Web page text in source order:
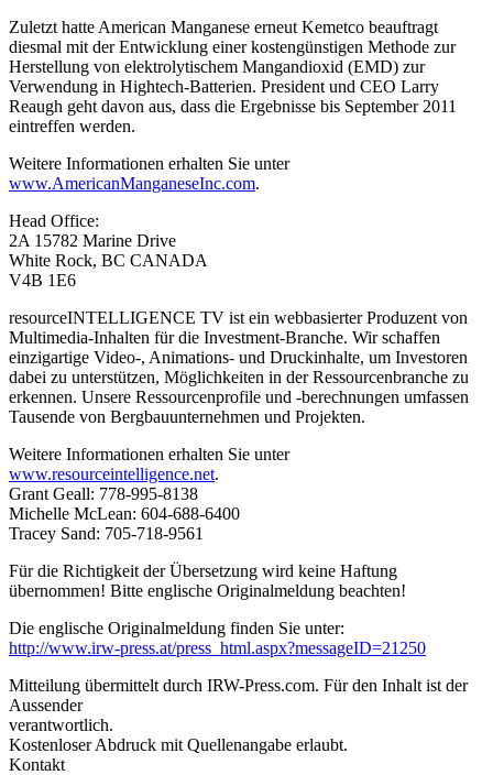
Zuletzt hatte American Manganese erneut Kemetco beauftragt
diesmal mit der Entwicklung einer kostengünstigen Methode zur
Herstellung von elektrolytischem Mangandioxid (EMD) zur
Verwendung in Hightech-Batterien. President und CEO Larry
Reaugh geht davon aus, dass die Ergebnisse bis September 2011
eintreffen werden.
Weitere Informationen erhalten Sie unter
www.AmericanManganeseInc.com.
Head Office:
2A 15782 Marine Drive
White Rock, BC CANADA
V4B 1E6
resourceINTELLIGENCE TV ist ein webbasierter Produzent von
Multimedia-Inhalten für die Investment-Branche. Wir schaffen
einzigartige Video-, Animations- und Druckinhalte, um Investoren
dabei zu unterstützen, Möglichkeiten in der Ressourcenbranche zu
erkennen. Unsere Ressourcenprofile und -berechnungen umfassen
Tausende von Bergbauunternehmen und Projekten.
Weitere Informationen erhalten Sie unter
www.resourceintelligence.net.
Grant Geall: 778-995-8138
Michelle McLean: 604-688-6400
Tracey Sand: 705-718-9561
Für die Richtigkeit der Übersetzung wird keine Haftung
übernommen! Bitte englische Originalmeldung beachten!
Die englische Originalmeldung finden Sie unter:
http://www.irw-press.at/press_html.aspx?messageID=21250
Mitteilung übermittelt durch IRW-Press.com. Für den Inhalt ist der
Aussender
verantwortlich.
Kostenloser Abdruck mit Quellenangabe erlaubt.
Kontakt